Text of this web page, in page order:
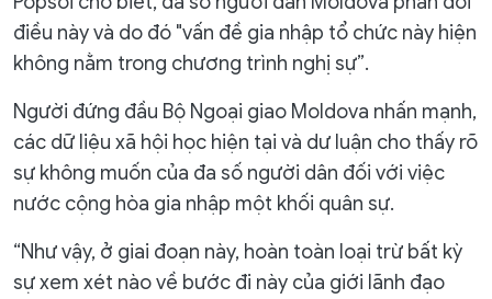
điều này và do đó "vấn đề gia nhập tổ chức này hiện
không nằm trong chương trình nghị sự”.
Người đứng đầu Bộ Ngoại giao Moldova nhấn mạnh,
các dữ liệu xã hội học hiện tại và dư luận cho thấy rõ
sự không muốn của đa số người dân đối với việc
nước cộng hòa gia nhập một khối quân sự.
“Như vậy, ở giai đoạn này, hoàn toàn loại trừ bất kỳ
sự xem xét nào về bước đi này của giới lãnh đạo